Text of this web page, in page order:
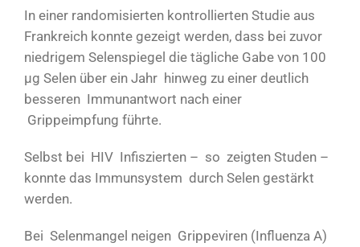
In einer randomisierten kontrollierten Studie aus
Frankreich konnte gezeigt werden, dass bei zuvor
niedrigem Selenspiegel die tägliche Gabe von 100
µg Selen über ein Jahr hinweg zu einer deutlich
besseren Immunantwort nach einer
Grippeimpfung führte.
Selbst bei HIV Infiszierten – so zeigten Studen –
konnte das Immunsystem durch Selen gestärkt
werden.
Bei Selenmangel neigen Grippeviren (Influenza A)